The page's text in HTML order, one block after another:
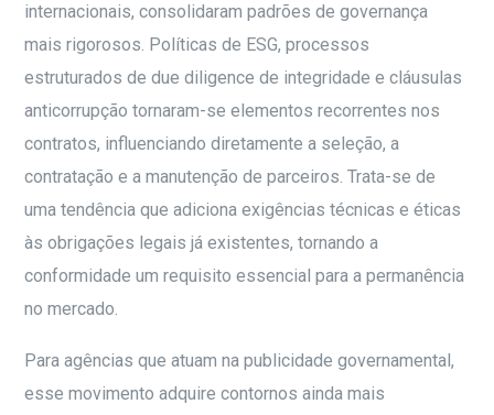
internacionais, consolidaram padrões de governança
mais rigorosos. Políticas de ESG, processos
estruturados de due diligence de integridade e cláusulas
anticorrupção tornaram-se elementos recorrentes nos
contratos, influenciando diretamente a seleção, a
contratação e a manutenção de parceiros. Trata-se de
uma tendência que adiciona exigências técnicas e éticas
às obrigações legais já existentes, tornando a
conformidade um requisito essencial para a permanência
no mercado.
Para agências que atuam na publicidade governamental,
esse movimento adquire contornos ainda mais